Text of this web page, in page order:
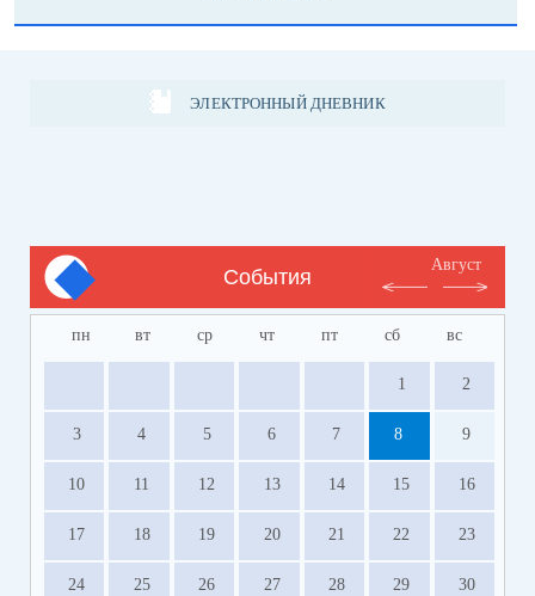
ЭЛЕКТРОННЫЙ ДНЕВНИК
События
Август
пн вт ср чт пт сб вс
1 2
3 4 5 6 7 8 9
10 11 12 13 14 15 16
17 18 19 20 21 22 23
24 25 26 27 28 29 30